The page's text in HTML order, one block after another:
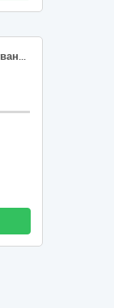
Закупівля послуг з технічного обслуговування гідравлічного обладнання